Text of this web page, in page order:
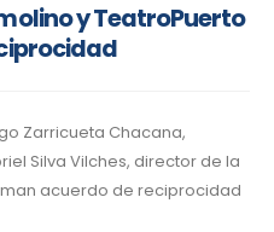
y TeatroPuerto
Zarricueta Chacana,
Silva Vilches, director de la
acuerdo de reciprocidad